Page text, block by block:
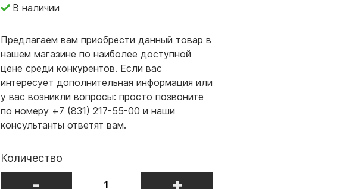
В наличии
Предлагаем вам приобрести данный товар в
нашем магазине по наиболее доступной
цене среди конкурентов. Если вас
интересует дополнительная информация или
у вас возникли вопросы: просто позвоните
по номеру +7 (831) 217-55-00 и наши
консультанты ответят вам.
Количество